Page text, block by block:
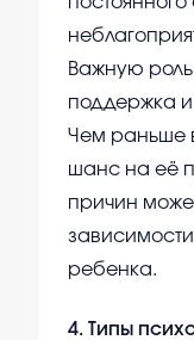
Важную
поддержка
Чем раньше
шанс на её
причин
ребенка.
4. Типы